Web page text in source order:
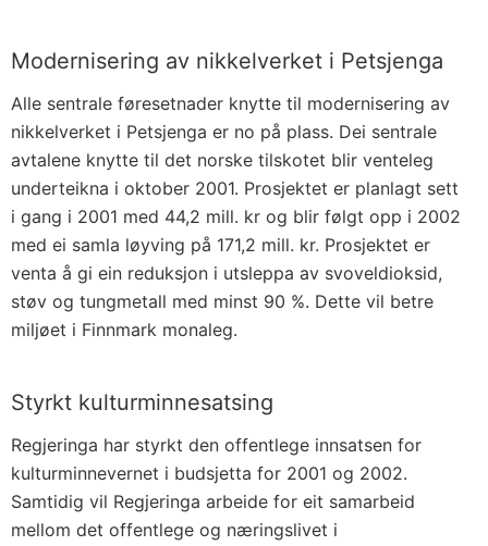
Modernisering av nikkelverket i Petsjenga
Alle sentrale føresetnader knytte til modernisering av
nikkelverket i Petsjenga er no på plass. Dei sentrale
avtalene knytte til det norske tilskotet blir venteleg
underteikna i oktober 2001. Prosjektet er planlagt sett
i gang i 2001 med 44,2 mill. kr og blir følgt opp i 2002
med ei samla løyving på 171,2 mill. kr. Prosjektet er
venta å gi ein reduksjon i utsleppa av svoveldioksid,
støv og tungmetall med minst 90 %. Dette vil betre
miljøet i Finnmark monaleg.
Styrkt kulturminnesatsing
Regjeringa har styrkt den offentlege innsatsen for
kulturminnevernet i budsjetta for 2001 og 2002.
Samtidig vil Regjeringa arbeide for eit samarbeid
mellom det offentlege og næringslivet i